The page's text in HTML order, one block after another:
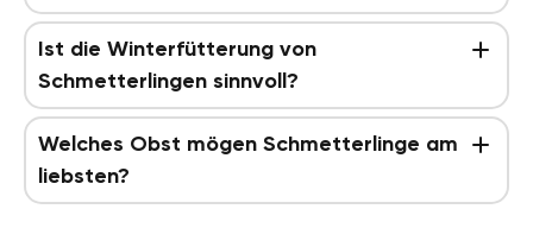
Ist die Winterfütterung von
Schmetterlingen sinnvoll?
Welches Obst mögen Schmetterlinge am
liebsten?